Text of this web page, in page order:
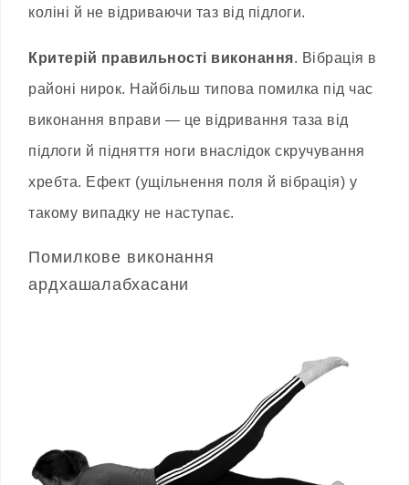
коліні й не відриваючи таз від підлоги.
Критерій правильності виконання. Вібрація в
районі нирок. Найбільш типова помилка під час
виконання вправи — це відривання таза від
підлоги й підняття ноги внаслідок скручування
хребта. Ефект (ущільнення поля й вібрація) у
такому випадку не наступає.
Помилкове виконання
ардхашалабхасани